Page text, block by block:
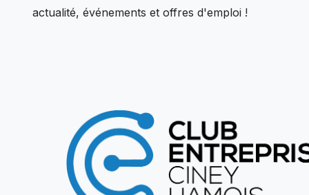
actualité, événements et offres d'emploi !